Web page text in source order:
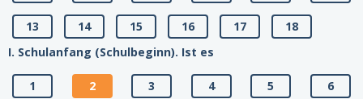
13 14 15 16 17
18
I. Schulanfang (Schulbeginn). Ist es
1 2 3 4 5 6